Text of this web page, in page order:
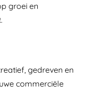
groei en
gedreven en
commerciële